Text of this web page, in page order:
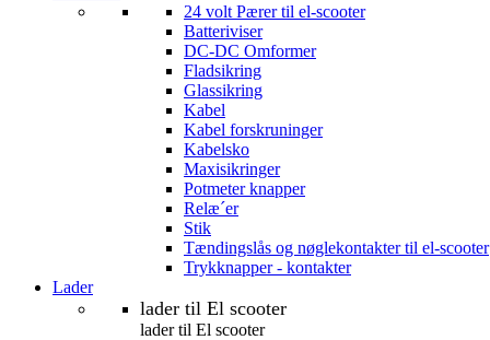
24 volt Pærer til el-scooter
Batteriviser
DC-DC Omformer
Fladsikring
Glassikring
Kabel
Kabel forskruninger
Kabelsko
Maxisikringer
Potmeter knapper
Relæ´er
Stik
Tændingslås og nøglekontakter til el-scooter
Trykknapper - kontakter
Lader
lader til El scooter
lader til El scooter